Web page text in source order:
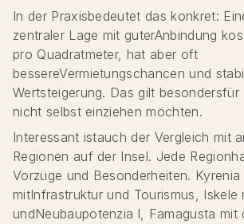
In der Praxisbedeutet das konkret:
zentraler Lage mit guterAnbindung
pro Quadratmeter, hat aber oft
bessereVermietungschancen und
Wertsteigerung. Das gilt
nicht selbst einziehen möchten.
Interessant istauch der Vergleich mit
Regionen auf der Insel. Jede
Vorzüge und Besonderheiten.
mitInfrastruktur und Tourismus, Iskele
undNeubaupotenzia l, Famagusta mit